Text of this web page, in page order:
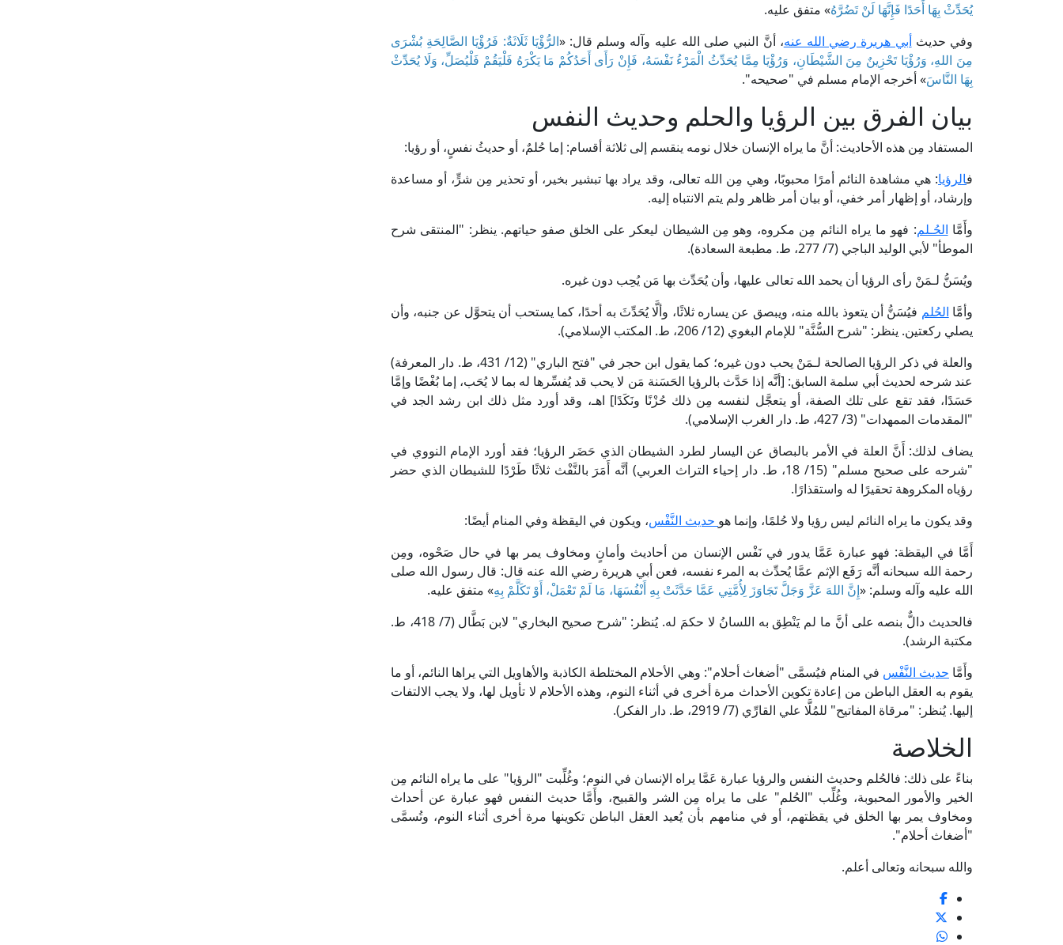
يُحَدِّثْ بِهَا أَحَدًا فَإِنَّهَا لَنْ تَضُرَّهُ» متفق عليه.
وفي حديثأبي هريرة رضي الله عنه، أنَّ النبي صلى الله عليه وآله وسلم قال: «الرُّؤْيَا ثَلَاثَةٌ: فَرُؤْيَا الصَّالِحَةِ بُشْرَى
مِنَ اللهِ، وَرُؤْيَا تَحْزِينٌ مِنَ الشَّيْطَانِ، وَرُؤْيَا مِمَّا يُحَدِّثُ الْمَرْءُ نَفْسَهُ، فَإِنْ رَأَى أَحَدُكُمْ مَا يَكْرَهُ فَلْيَقُمْ فَلْيُصَلِّ، وَلَا يُحَدِّثْ
بِهَا النَّاسَ» أخرجه الإمام مسلم في "صحيحه".
بيان الفرق بين الرؤيا والحلم وحديث النفس
المستفاد مِن هذه الأحاديث: أنَّ ما يراه الإنسان خلال نومه ينقسم إلى ثلاثة أقسام: إما حُلمٌ، أو حديثُ نفسٍ، أو رؤيا:
فالرؤيا: هي مشاهدة النائم أمرًا محبوبًا، وهي مِن الله تعالى، وقد يراد بها تبشير بخير، أو تحذير مِن شرٍّ، أو مساعدة
وإرشاد، أو إظهار أمر خفي، أو بيان أمر ظاهر ولم يتم الانتباه إليه.
وأَمَّا الحُـلم: فهو ما يراه النائم مِن مكروه، وهو مِن الشيطان ليعكر على الخلق صفو حياتهم. ينظر: "المنتقى شرح
الموطأ" لأبي الوليد الباجي (7/ 277، ط. مطبعة السعادة).
ويُسَنُّ لـمَنْ رأى الرؤيا أن يحمد الله تعالى عليها، وأن يُحَدِّث بها مَن يُحِب دون غيره.
وأمَّا الحُلم فيُسَنُّ أن يتعوذ بالله منه، ويبصق عن يساره ثلاثًا، وألَّا يُحَدِّثَ به أحدًا، كما يستحب أن يتحوَّل عن جنبه، وأن
يصلي ركعتين. ينظر: "شرح السُّنَّة" للإمام البغوي (12/ 206، ط. المكتب الإسلامي).
والعلة في ذكر الرؤيا الصالحة لـمَنْ يحب دون غيره؛ كما يقول ابن حجر في "فتح الباري" (12/ 431، ط. دار المعرفة)
عند شرحه لحديث أبي سلمة السابق: [أنَّه إذا حَدَّث بالرؤيا الحَسَنة مَن لا يحب قد يُفسِّرها له بما لا يُحَب، إما بُغْضًا وإمَّا
حَسَدًا، فقد تقع على تلك الصفة، أو يتعجَّل لنفسه مِن ذلك حُزْنًا ونَكَدًا] اهـ، وقد أورد مثل ذلك ابن رشد الجد في
"المقدمات الممهدات" (3/ 427، ط. دار الغرب الإسلامي).
يضاف لذلك: أَنَّ العلة في الأمر بالبصاق عن اليسار لطرد الشيطان الذي حَضَر الرؤيا؛ فقد أورد الإمام النووي في
"شرحه على صحيح مسلم" (15/ 18، ط. دار إحياء التراث العربي) أنَّه أَمَرَ بالنَّفْث ثلاثًا طَرْدًا للشيطان الذي حضر
رؤياه المكروهة تحقيرًا له واستقذارًا.
وقد يكون ما يراه النائم ليس رؤيا ولا حُلمًا، وإنما هو حديث النَّفْس، ويكون في اليقظة وفي المنام أيضًا:
أَمَّا في اليقظة: فهو عبارة عَمَّا يدور في نَفْس الإنسان من أحاديث وأمانٍ ومخاوف يمر بها في حال صَحْوه، ومِن
رحمة الله سبحانه أنَّه رَفَع الإثم عمَّا يُحدِّث به المرء نفسه، فعن أبي هريرة رضي الله عنه قال: قال رسول الله صلى
الله عليه وآله وسلم: «إِنَّ اللهَ عَزَّ وَجَلَّ تَجَاوَزَ لِأُمَّتِي عَمَّا حَدَّثَتْ بِهِ أَنْفُسَهَا، مَا لَمْ تَعْمَلْ، أَوْ تَكَلَّمْ بِهِ» متفق عليه.
فالحديث دالٌّ بنصه على أنَّ ما لم يَنْطِق به اللسانُ لا حكمَ له. يُنظر: "شرح صحيح البخاري" لابن بَطَّال (7/ 418، ط.
مكتبة الرشد).
وأَمَّا حديث النَّفْس في المنام فيُسمَّى "أضغاث أحلام": وهي الأحلام المختلطة الكاذبة والأهاويل التي يراها النائم، أو ما
يقوم به العقل الباطن من إعادة تكوين الأحداث مرة أخرى في أثناء النوم، وهذه الأحلام لا تأويل لها، ولا يجب الالتفات
إليها. يُنظر: "مرقاة المفاتيح" للمُلَّا علي القارِّي (7/ 2919، ط. دار الفكر).
الخلاصة
بناءً على ذلك: فالحُلم وحديث النفس والرؤيا عبارة عَمَّا يراه الإنسان في النوم؛ وغُلِّبت "الرؤيا" على ما يراه النائم مِن
الخير والأمور المحبوبة، وغُلِّب "الحُلم" على ما يراه مِن الشر والقبيح، وأَمَّا حديث النفس فهو عبارة عن أحداث
ومخاوف يمر بها الخلق في يقظتهم، أو في منامهم بأن يُعيد العقل الباطن تكوينها مرة أخرى أثناء النوم، وتُسمَّى
"أضغاث أحلام".
والله سبحانه وتعالى أعلم.